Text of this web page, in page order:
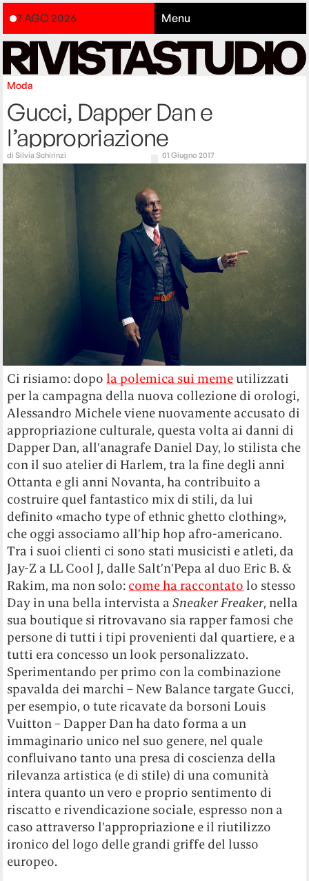
7 AGO 2026 Menu
Moda
Gucci, Dapper Dan e
l’appropriazione
diSilvia Schirinzi 01 Giugno 2017
Ci risiamo: dopo la polemica sui memeutilizzati
per la campagna della nuova collezione di orologi,
Alessandro Michele viene nuovamente accusato di
appropriazione culturale, questa volta ai danni di
Dapper Dan, all’anagrafe Daniel Day, lo stilista che
con il suo atelier di Harlem, tra la fine degli anni
Ottanta e gli anni Novanta, ha contribuito a
costruire quel fantastico mix di stili, da lui
definito «macho type of ethnic ghetto clothing»,
che oggi associamo all’hip hop afro-americano.
Tra i suoi clienti ci sono stati musicisti e atleti, da
Jay-Z a LL Cool J, dalle Salt’n’Pepa al duo Eric B. &
Rakim, ma non solo: come ha raccontato lo stesso
Day in una bella intervista aSneaker Freaker, nella
sua boutique si ritrovavano sia rapper famosi che
persone di tutti i tipi provenienti dal quartiere, e a
tutti era concesso un look personalizzato.
Sperimentando per primo con la combinazione
spavalda dei marchi – New Balance targate Gucci,
per esempio, o tute ricavate da borsoni Louis
Vuitton – Dapper Dan ha dato forma a un
immaginario unico nel suo genere, nel quale
confluivano tanto una presa di coscienza della
rilevanza artistica (e di stile) di una comunità
intera quanto un vero e proprio sentimento di
riscatto e rivendicazione sociale, espresso non a
caso attraverso l’appropriazione e il riutilizzo
ironico del logo delle grandi griffe del lusso
europeo.